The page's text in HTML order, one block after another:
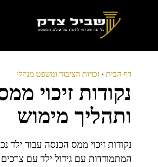
דף הבית › זכויות הציבור ומשפט מנהלי
נקודות זיכוי
ותהליך מימוש
נקודות זיכוי ממס הכנסה עבור
המתמודדות עם גידול ילד עם